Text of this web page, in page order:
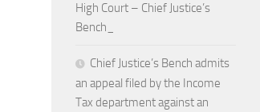
High Court – Chief Justice’s
Bench_
Chief Justice’s Bench admits
an appeal filed by the Income
Tax department against an